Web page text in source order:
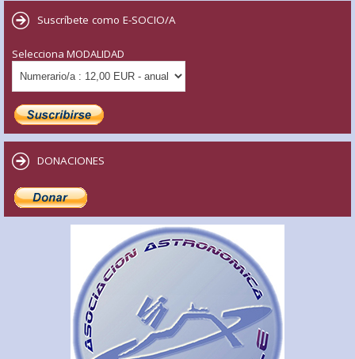
Suscríbete como E-SOCIO/A
Selecciona MODALIDAD
DONACIONES